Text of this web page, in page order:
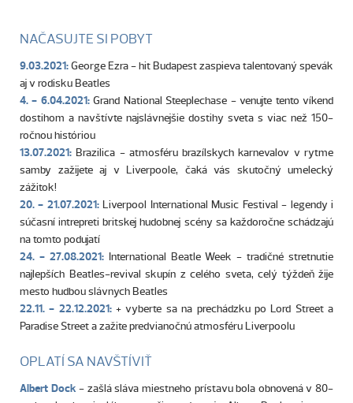
NAČASUJTE SI POBYT
9.03.2021:George Ezra - hit Budapest zaspieva talentovaný spevák
aj v rodisku Beatles
4. - 6.04.2021:Grand National Steeplechase - venujte tento víkend
dostihom a navštívte najslávnejšie dostihy sveta s viac než 150-
ročnou históriou
13.07.2021: Brazilica - atmosféru brazílskych karnevalov v rytme
samby zažijete aj v Liverpoole, čaká vás skutočný umelecký
zážitok!
20. - 21.07.2021:Liverpool International Music Festival - legendy i
súčasní intrepreti britskej hudobnej scény sa každoročne schádzajú
na tomto podujatí
24. - 27.08.2021:International Beatle Week - tradičné stretnutie
najlepších Beatles-revival skupín z celého sveta, celý týždeň žije
mesto hudbou slávnych Beatles
22.11. - 22.12.2021:+ vyberte sa na prechádzku po Lord Street a
Paradise Street a zažite predvianočnú atmosféru Liverpoolu
OPLATÍ SA NAVŠTÍVIŤ
Albert Dock - zašlá sláva miestneho prístavu bola obnovená v 80-